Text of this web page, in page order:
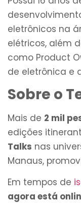
eletrônicos na
elétricos, além
como Product
de eletrônica e
Sobre o
Mais de 2 mil
edições
Talks nas
Manaus,
Em tempos de
agora está